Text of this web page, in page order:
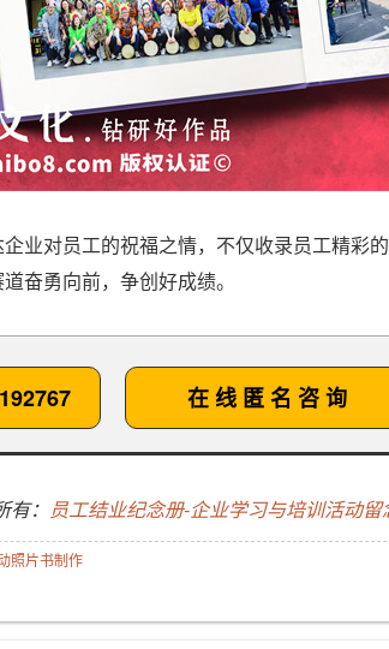
业对员工的祝福之情，不仅收录员工精彩
奋勇向前，争创好成绩。
在 线 匿 名 咨 询
： 员工结业纪念册-企业学习与培训活动
照片书制作